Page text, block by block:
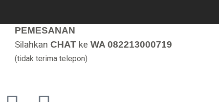
PEMESANAN
Silahkan CHAT ke WA 082213000719
(tidak terima telepon)